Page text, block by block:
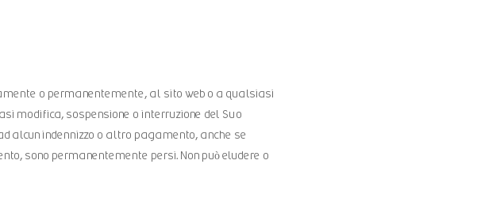
o permanentemente, al sito web o a qualsiasi
modifica, sospensione o interruzione del Suo
alcun indennizzo o altro pagamento, anche se
sono permanentemente persi. Non può eludere o